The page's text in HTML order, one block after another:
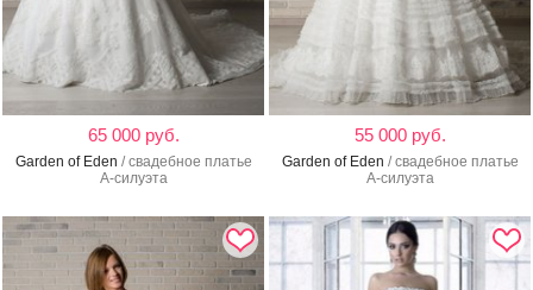
65 000 руб.
Garden of Eden / свадебное платье
А-силуэта
55 000 руб.
Garden of Eden / свадебное платье
А-силуэта